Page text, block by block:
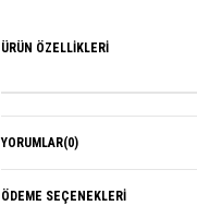
ÜRÜN ÖZELLIKLERI
YORUMLAR(0)
ÖDEME SEÇENEKLERI